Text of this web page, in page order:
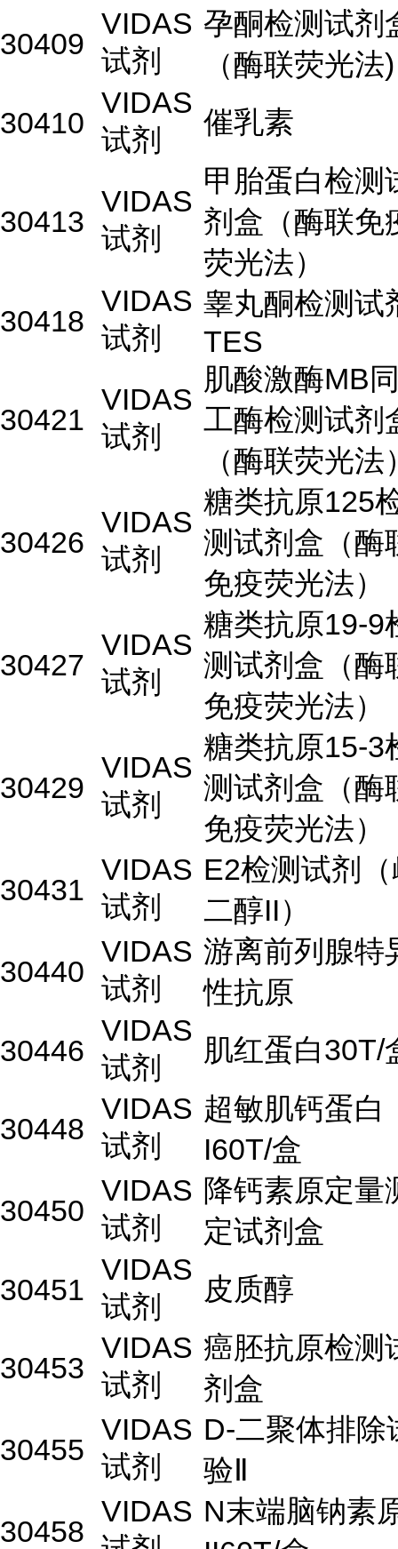
30409
VIDAS
试剂
孕酮检测试剂
（酶联荧光法)
30410
VIDAS
试剂
催乳素
30413
VIDAS
试剂
甲胎蛋白检测
剂盒（酶联免
荧光法）
30418
VIDAS
试剂
睾丸酮检测试
TES
30421
VIDAS
试剂
肌酸激酶MB
工酶检测试剂
（酶联荧光法
30426
VIDAS
试剂
糖类抗原125
测试剂盒（酶
免疫荧光法）
30427
VIDAS
试剂
糖类抗原19-9
测试剂盒（酶
免疫荧光法）
30429
VIDAS
试剂
糖类抗原15-3
测试剂盒（酶
免疫荧光法）
30431
VIDAS
试剂
E2检测试剂
二醇II）
30440
VIDAS
试剂
游离前列腺特
性抗原
30446
VIDAS
试剂
肌红蛋白30T/
30448
VIDAS
试剂
超敏肌钙蛋白
I60T/盒
30450
VIDAS
试剂
降钙素原定量
定试剂盒
30451
VIDAS
试剂
皮质醇
30453
VIDAS
试剂
癌胚抗原检测
剂盒
30455
VIDAS
试剂
D-二聚体排除
验Ⅱ
30458
VIDAS N末端脑钠素